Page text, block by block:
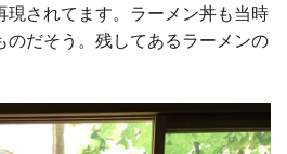
現されてます。ラーメン丼も当時
のだそう。残してあるラーメンの